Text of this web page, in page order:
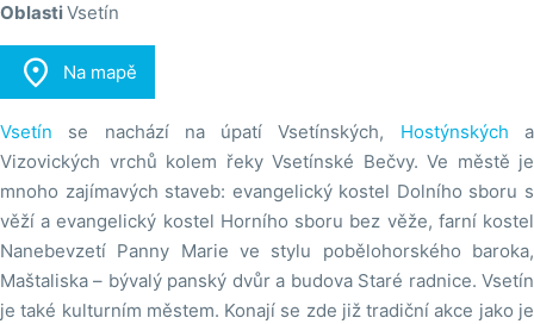
OblastiVsetín
 Na mapě
Vsetín se nachází na úpatí Vsetínských, Hostýnských a
Vizovických vrchů kolem řeky Vsetínské Bečvy. Ve městě je
mnoho zajímavých staveb: evangelický kostel Dolního sboru s
věží a evangelický kostel Horního sboru bez věže, farní kostel
Nanebevzetí Panny Marie ve stylu pobělohorského baroka,
Maštaliska – bývalý panský dvůr a budova Staré radnice. Vsetín
je také kulturním městem. Konají se zde již tradiční akce jako je